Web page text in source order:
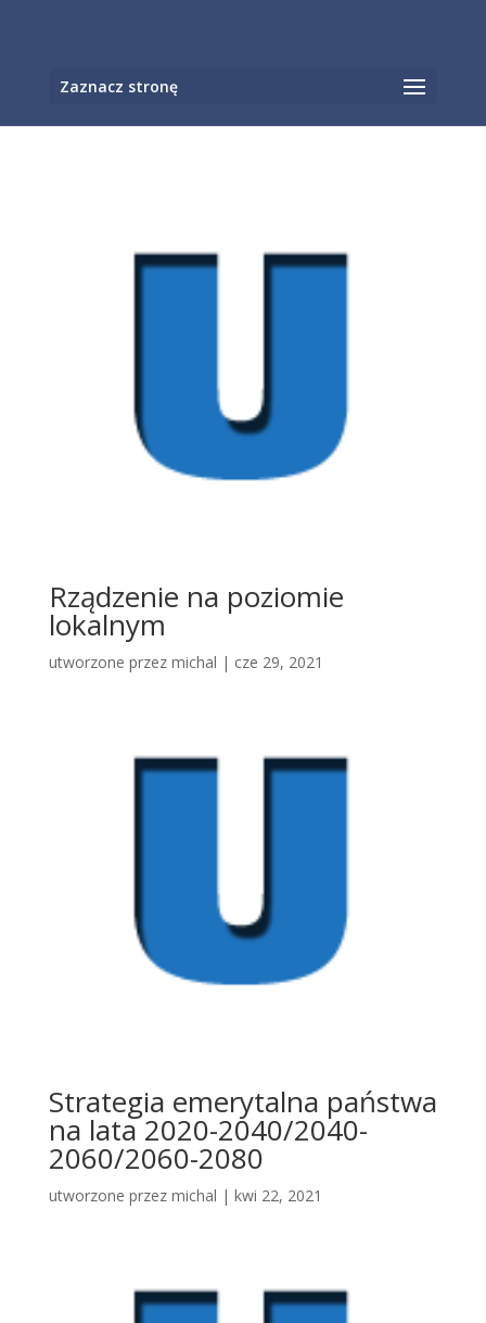
Zaznacz stronę
Rządzenie na poziomie
lokalnym
utworzone przez michal | cze 29, 2021
Strategia emerytalna państwa
na lata 2020-2040/2040-
2060/2060-2080
utworzone przez michal | kwi 22, 2021